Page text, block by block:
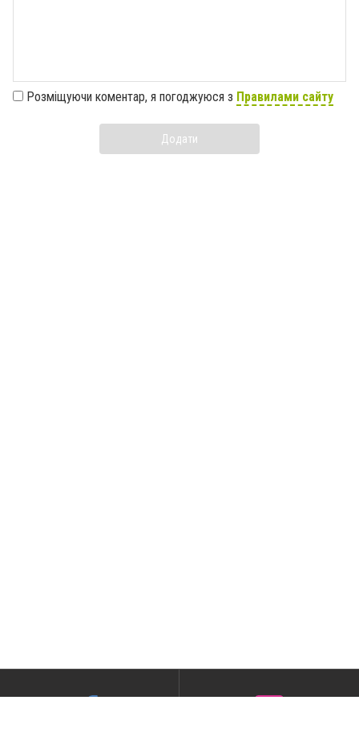
Розміщуючи коментар, я погоджуюся з Правилами сайту
Додати